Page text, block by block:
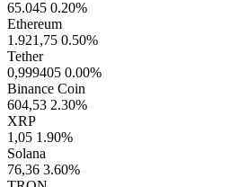
65.045 0.20%
Ethereum
1.921,75 0.50%
Tether
0,999405 0.00%
Binance Coin
604,53 2.30%
XRP
1,05 1.90%
Solana
76,36 3.60%